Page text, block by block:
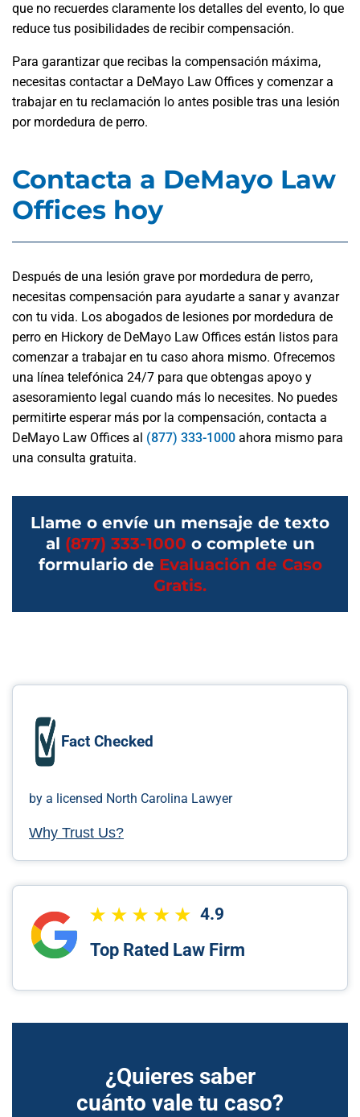
que no recuerdes claramente los detalles del evento, lo que
reduce tus posibilidades de recibir compensación.
Para garantizar que recibas la compensación máxima,
necesitas contactar a DeMayo Law Offices y comenzar a
trabajar en tu reclamación lo antes posible tras una lesión
por mordedura de perro.
Contacta a DeMayo Law
Offices hoy
Después de una lesión grave por mordedura de perro,
necesitas compensación para ayudarte a sanar y avanzar
con tu vida. Los abogados de lesiones por mordedura de
perro en Hickory de DeMayo Law Offices están listos para
comenzar a trabajar en tu caso ahora mismo. Ofrecemos
una línea telefónica 24/7 para que obtengas apoyo y
asesoramiento legal cuando más lo necesites. No puedes
permitirte esperar más por la compensación, contacta a
DeMayo Law Offices al (877) 333-1000 ahora mismo para
una consulta gratuita.
Llame o envíe un mensaje de texto
al (877) 333-1000 o complete un
formulario de Evaluación de Caso
Gratis.
Fact Checked
by a licensed North Carolina Lawyer
Why Trust Us?
4.9
Top Rated Law Firm
¿Quieres saber
cuánto vale tu caso?